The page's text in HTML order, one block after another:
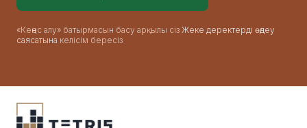
«Кеңес алу» батырмасын басу арқылы сіз Жеке деректерді өңдеу
саясатына келісім бересіз